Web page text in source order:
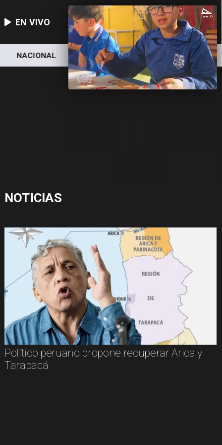
EN VIVO
NACIONAL DEPORTES ECONOMÍA
NOTICIAS
Político peruano propone recuperar Arica y
Tarapacá